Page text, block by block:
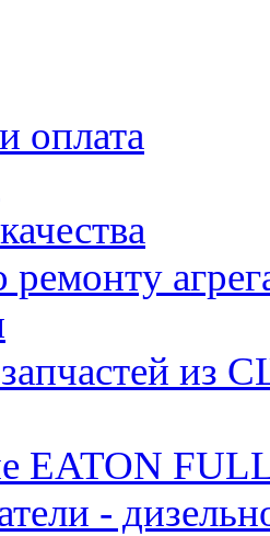
оплата
запчастей
EATON
-